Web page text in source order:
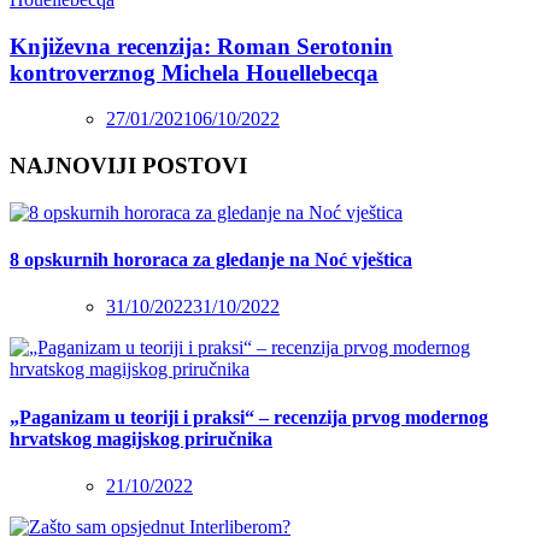
Književna recenzija: Roman Serotonin
kontroverznog Michela Houellebecqa
27/01/202106/10/2022
NAJNOVIJI POSTOVI
8 opskurnih hororaca za gledanje na Noć vještica
31/10/202231/10/2022
„Paganizam u teoriji i praksi“ – recenzija prvog modernog
hrvatskog magijskog priručnika
21/10/2022